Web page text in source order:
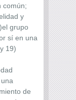
común;
y
grupo
sí en una
19)
de